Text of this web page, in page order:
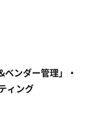
ンダー管理」・
ィング